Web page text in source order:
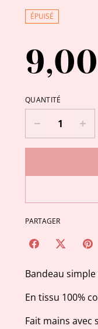
ÉPUISÉ
QUANTITÉ
PARTAGER
Bandeau
En tissu 100%
Fait mains avec